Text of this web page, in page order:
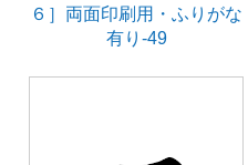
６］両面印刷用・ふりがな
有り-49